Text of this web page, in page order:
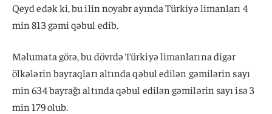
Qeyd edək ki, bu ilin noyabr ayında Türkiyə limanları 4
min 813 gəmi qəbul edib.
Məlumata görə, bu dövrdə Türkiyə limanlarına digər
ölkələrin bayraqları altında qəbul edilən gəmilərin sayı
min 634 bayrağı altında qəbul edilən gəmilərin sayı isə 3
min 179 olub.